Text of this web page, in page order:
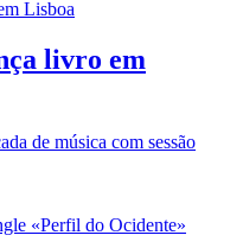
livro em
de música com sessão